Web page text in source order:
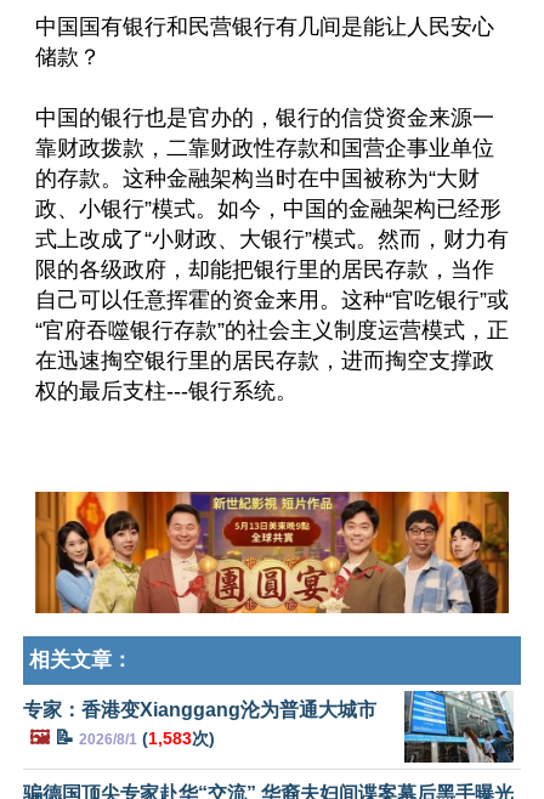
中国国有银行和民营银行有几间是能让人民安心
储款？
中国的银行也是官办的，银行的信贷资金来源一
靠财政拨款，二靠财政性存款和国营企事业单位
的存款。这种金融架构当时在中国被称为“大财
政、小银行”模式。如今，中国的金融架构已经形
式上改成了“小财政、大银行”模式。然而，财力有
限的各级政府，却能把银行里的居民存款，当作
自己可以任意挥霍的资金来用。这种“官吃银行”或
“官府吞噬银行存款”的社会主义制度运营模式，正
在迅速掏空银行里的居民存款，进而掏空支撑政
权的最后支柱---银行系统。
相关文章：
专家：香港变Xianggang沦为普通大城市
🖼️📝 2026/8/1 (1,583次)
骗德国顶尖专家赴华“交流” 华裔夫妇间谍案幕后黑手曝光